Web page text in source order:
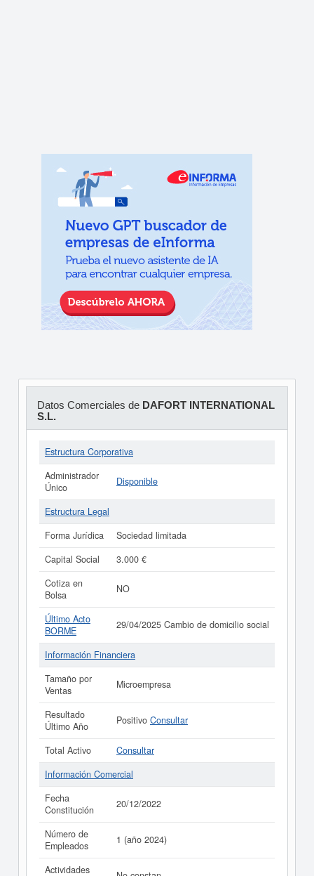
Datos Comerciales de DAFORT INTERNATIONAL
S.L.
Estructura Corporativa
Administrador
Único
Disponible
Estructura Legal
Forma Jurídica
Sociedad limitada
Capital Social
3.000 €
Cotiza en
Bolsa
NO
Último Acto
BORME
29/04/2025 Cambio de domicilio social
Información Financiera
Tamaño por
Ventas
Microempresa
Resultado
Último Año
Positivo Consultar
Total Activo
Consultar
Información Comercial
Fecha
Constitución
20/12/2022
Número de
Empleados
1 (año 2024)
Actividades